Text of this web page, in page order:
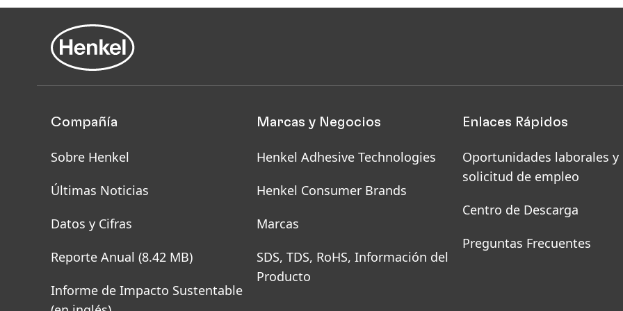
Compañía
Sobre Henkel
Últimas Noticias
Datos y Cifras
Reporte Anual (8.42 MB)
Informe de Impacto Sustentable
Marcas y Negocios
Henkel Adhesive Technologies
Henkel Consumer Brands
Marcas
SDS, TDS, RoHS, Información del
Producto
Enlaces Rápidos
Oportunidades laborales y
solicitud de empleo
Centro de Descarga
Preguntas Frecuentes